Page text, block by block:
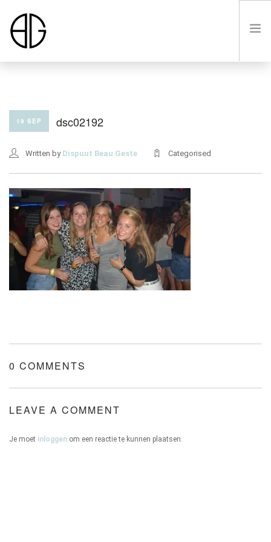
LUSTRUM VIII
LEDEN
CONTACT
19 SEP dsc02192
Written by Dispuut Beau Geste Categorised
0 COMMENTS
LEAVE A COMMENT
Je moet inloggen om een reactie te kunnen plaatsen.